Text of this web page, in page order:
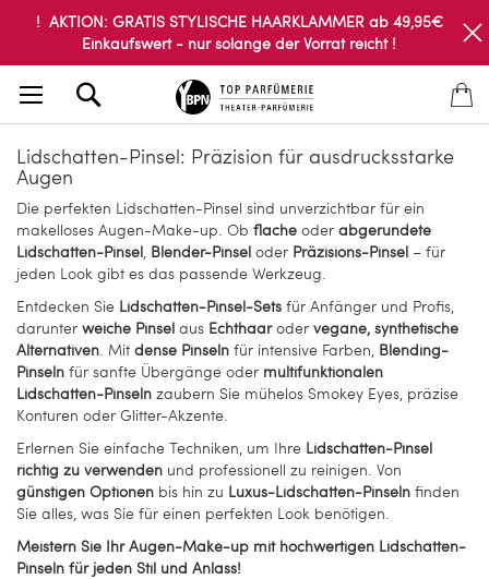
! AKTION: GRATIS STYLISCHE HAARKLAMMER ab 49,95€
Einkaufswert - nur solange der Vorrat reicht !
Lidschatten-Pinsel: Präzision für ausdrucksstarke
Augen
Die perfekten Lidschatten-Pinsel sind unverzichtbar für ein
makelloses Augen-Make-up. Ob flache oder abgerundete
Lidschatten-Pinsel, Blender-Pinsel oder Präzisions-Pinsel – für
jeden Look gibt es das passende Werkzeug.
Entdecken Sie Lidschatten-Pinsel-Sets für Anfänger und Profis,
darunter weiche Pinsel aus Echthaaroder vegane, synthetische
Alternativen. Mit dense Pinseln für intensive Farben, Blending-
Pinseln für sanfte Übergänge oder multifunktionalen
Lidschatten-Pinseln zaubern Sie mühelos Smokey Eyes, präzise
Konturen oder Glitter-Akzente.
Erlernen Sie einfache Techniken, um Ihre Lidschatten-Pinsel
richtig zu verwenden und professionell zu reinigen. Von
günstigen Optionen bis hin zu Luxus-Lidschatten-Pinseln finden
Sie alles, was Sie für einen perfekten Look benötigen.
Meistern Sie Ihr Augen-Make-up mit hochwertigen Lidschatten-
Pinseln für jeden Stil und Anlass!